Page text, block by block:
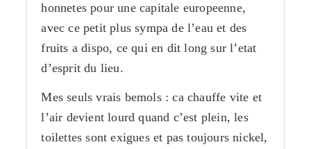
honnetes pour une capitale europeenne,
avec ce petit plus sympa de l’eau et des
fruits a dispo, ce qui en dit long sur l’etat
d’esprit du lieu.
Mes seuls vrais bemols : ca chauffe vite et
l’air devient lourd quand c’est plein, les
toilettes sont exigues et pas toujours nickel,